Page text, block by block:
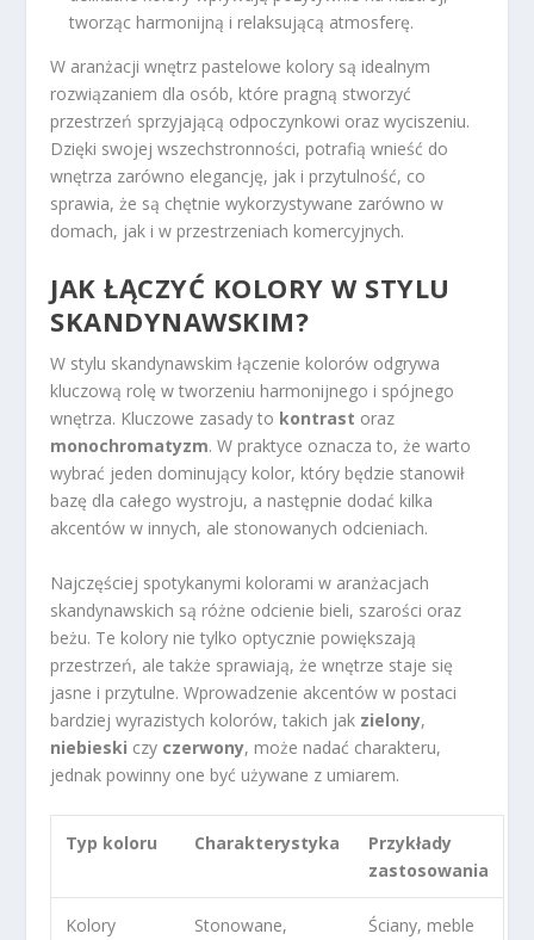
tworząc harmonijną i relaksującą atmosferę.
W aranżacji wnętrz pastelowe kolory są idealnym
rozwiązaniem dla osób, które pragną stworzyć
przestrzeń sprzyjającą odpoczynkowi oraz wyciszeniu.
Dzięki swojej wszechstronności, potrafią wnieść do
wnętrza zarówno elegancję, jak i przytulność, co
sprawia, że są chętnie wykorzystywane zarówno w
domach, jak i w przestrzeniach komercyjnych.
JAK ŁĄCZYĆ KOLORY W STYLU
SKANDYNAWSKIM?
W stylu skandynawskim łączenie kolorów odgrywa
kluczową rolę w tworzeniu harmonijnego i spójnego
wnętrza. Kluczowe zasady to kontrast oraz
monochromatyzm. W praktyce oznacza to, że warto
wybrać jeden dominujący kolor, który będzie stanowił
bazę dla całego wystroju, a następnie dodać kilka
akcentów w innych, ale stonowanych odcieniach.
Najczęściej spotykanymi kolorami w aranżacjach
skandynawskich są różne odcienie bieli, szarości oraz
beżu. Te kolory nie tylko optycznie powiększają
przestrzeń, ale także sprawiają, że wnętrze staje się
jasne i przytulne. Wprowadzenie akcentów w postaci
bardziej wyrazistych kolorów, takich jak zielony,
niebieski czy czerwony, może nadać charakteru,
jednak powinny one być używane z umiarem.
Typ koloru Charakterystyka
Przykłady
zastosowania
Kolory
Stonowane,
Ściany, meble